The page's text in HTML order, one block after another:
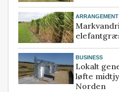
ARRANGEMENT
BUSINESS
Lokalt
løfte
Norden